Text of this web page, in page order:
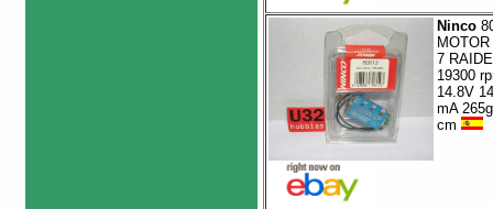
Ninco
MOTOR
7
19300
14.8V
mA
cm